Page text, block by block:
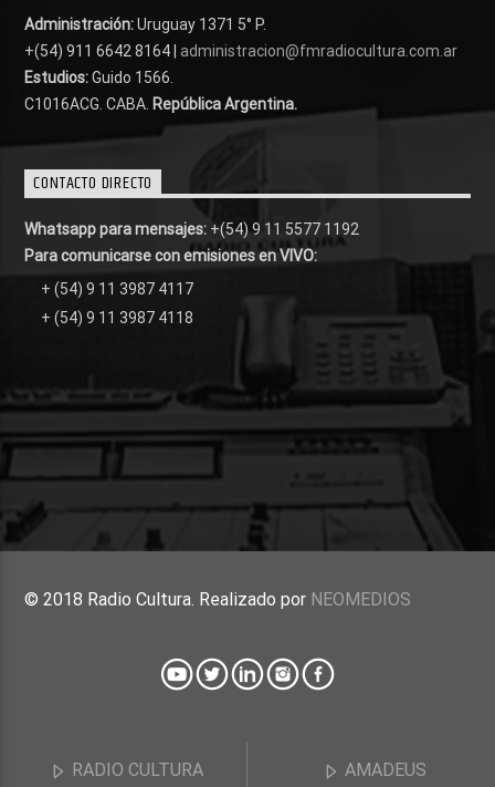
RADIO CULTURA AMADEUS
Administración:Uruguay 1371 5° P.
+(54) 911 6642 8164 | administracion@fmradiocultura.com.ar
Estudios:Guido 1566.
C1016ACG . CABA. República Argentina.
CONTACTO DIRECTO
Whatsapp para mensajes: +(54) 9 11 5577 1192
Para comunicarse con emisiones en VIVO:
+ (54) 9 11 3987 4117
+ (54) 9 11 3987 4118
© 2018 Radio Cultura. Realizado por NEOMEDIOS